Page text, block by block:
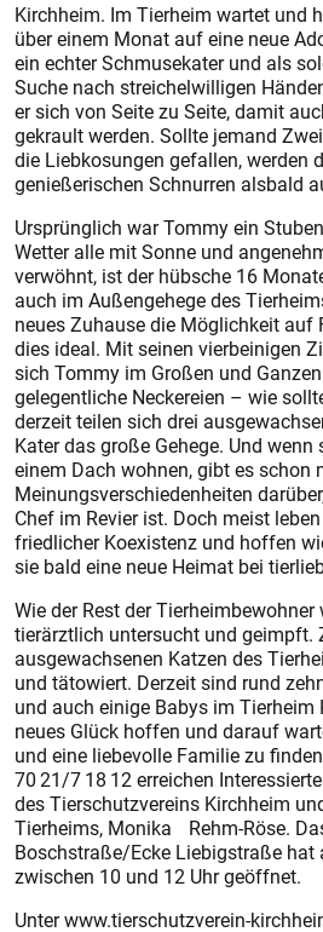
Kirchheim. Im Tierheim wartet und
über einem Monat auf eine neue
ein echter Schmusekater und als
Suche nach streichelwilligen
er sich von Seite zu Seite, damit
gekrault werden. Sollte jemand
die Liebkosungen gefallen, werden
genießerischen Schnurren alsbald
Ursprünglich war Tommy ein
Wetter alle mit Sonne und
verwöhnt, ist der hübsche 16
auch im Außengehege des
neues Zuhause die Möglichkeit auf
dies ideal. Mit seinen vierbeinigen
sich Tommy im Großen und
gelegentliche Neckereien – wie
derzeit teilen sich drei
Kater das große Gehege. Und
einem Dach wohnen, gibt es schon
Meinungsverschiedenheiten
Chef im Revier ist. Doch meist
friedlicher Koexistenz und hoffen
sie bald eine neue Heimat bei
Wie der Rest der
tierärztlich untersucht und geimpft.
ausgewachsenen Katzen des
und tätowiert. Derzeit sind rund
und auch einige Babys im Tierheim
neues Glück hoffen und darauf
und eine liebevolle Familie zu
70 21/7 18 12 erreichen
des Tierschutzvereins Kirchheim
Tierheims, Monika Rehm-Röse.
Boschstraße/Ecke Liebigstraße
zwischen 10 und 12 Uhr geöffnet.
Unter www.tierschutzverein-